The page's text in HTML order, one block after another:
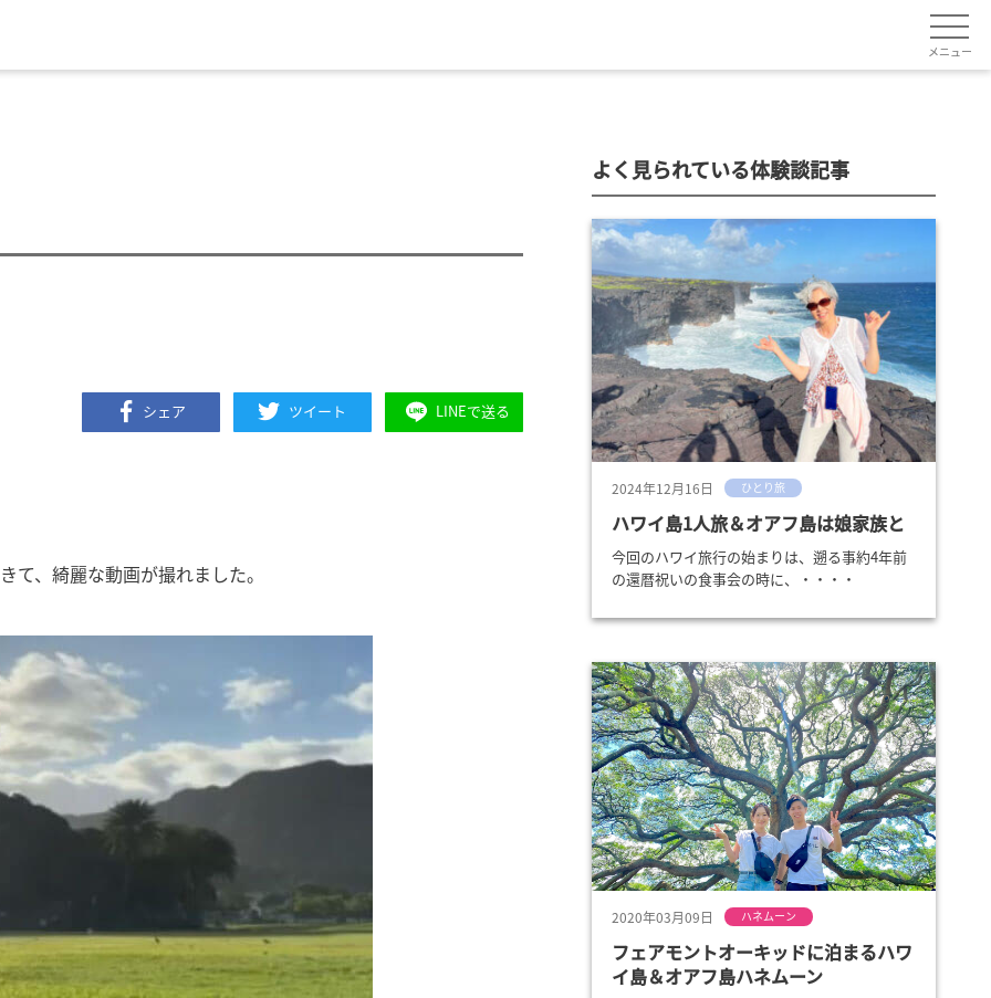
メニュー
シェア ツイート LINEで送る
て、綺麗な動画が撮れました。
よく見られている体験談記事
2024年12月16日 ひとり旅
ハワイ島1人旅＆オアフ島は娘家族と
今回のハワイ旅行の始まりは、遡る事約4年前
の還暦祝いの食事会の時に、・・・・
2020年03月09日 ハネムーン
フェアモントオーキッドに泊まるハワ
イ島＆オアフ島ハネムーン